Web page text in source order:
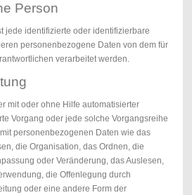
Person
jede identifizierte oder identifizierbare
personenbezogene Daten von dem für
verarbeitet werden.
mit oder ohne Hilfe automatisierter
Vorgang oder jede solche Vorgangsreihe
personenbezogenen Daten wie das
die Organisation, das Ordnen, die
oder Veränderung, das Auslesen,
die Offenlegung durch
oder eine andere Form der